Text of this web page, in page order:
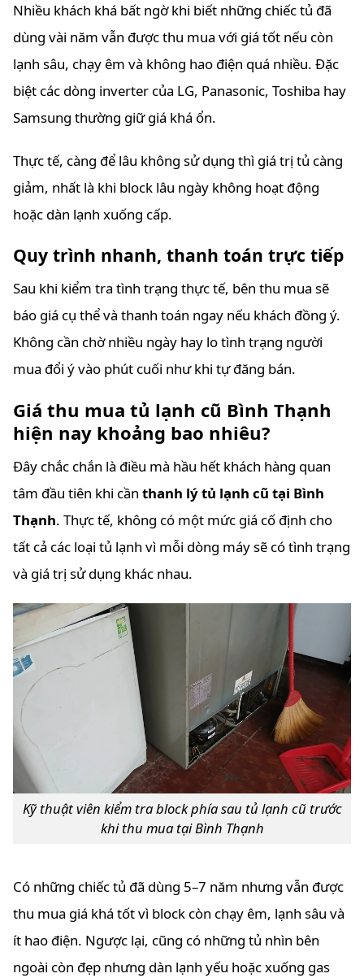
Nhiều khách khá bất ngờ khi biết những chiếc tủ đã
dùng vài năm vẫn được thu mua với giá tốt nếu còn
lạnh sâu, chạy êm và không hao điện quá nhiều. Đặc
biệt các dòng inverter của LG, Panasonic, Toshiba hay
Samsung thường giữ giá khá ổn.
Thực tế, càng để lâu không sử dụng thì giá trị tủ càng
giảm, nhất là khi block lâu ngày không hoạt động
hoặc dàn lạnh xuống cấp.
Quy trình nhanh, thanh toán trực tiếp
Sau khi kiểm tra tình trạng thực tế, bên thu mua sẽ
báo giá cụ thể và thanh toán ngay nếu khách đồng ý.
Không cần chờ nhiều ngày hay lo tình trạng người
mua đổi ý vào phút cuối như khi tự đăng bán.
Giá thu mua tủ lạnh cũ Bình Thạnh
hiện nay khoảng bao nhiêu?
Đây chắc chắn là điều mà hầu hết khách hàng quan
tâm đầu tiên khi cần thanh lý tủ lạnh cũ tại Bình
Thạnh. Thực tế, không có một mức giá cố định cho
tất cả các loại tủ lạnh vì mỗi dòng máy sẽ có tình trạng
và giá trị sử dụng khác nhau.
Kỹ thuật viên kiểm tra block phía sau tủ lạnh cũ trước
khi thu mua tại Bình Thạnh
Có những chiếc tủ đã dùng 5–7 năm nhưng vẫn được
thu mua giá khá tốt vì block còn chạy êm, lạnh sâu và
ít hao điện. Ngược lại, cũng có những tủ nhìn bên
ngoài còn đẹp nhưng dàn lạnh yếu hoặc xuống gas